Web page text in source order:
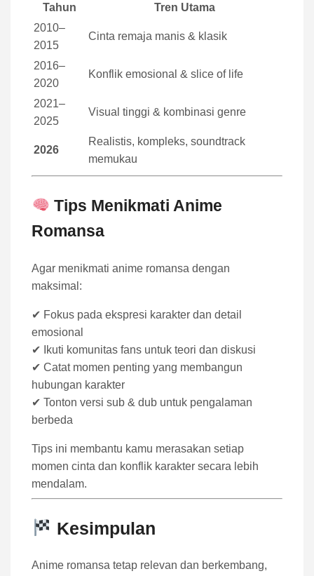
Tahun
Tren Utama
2010–
2015
Cinta remaja manis & klasik
2016–
2020
Konflik emosional & slice of life
2021–
2025
Visual tinggi & kombinasi genre
2026
Realistis, kompleks, soundtrack
memukau
Tips Menikmati Anime
Romansa
Agar menikmati anime romansa dengan
maksimal:
✔ Fokus pada ekspresi karakter dan detail
emosional
✔ Ikuti komunitas fans untuk teori dan diskusi
✔ Catat momen penting yang membangun
hubungan karakter
✔ Tonton versi sub & dub untuk pengalaman
berbeda
Tips ini membantu kamu merasakan setiap
momen cinta dan konflik karakter secara lebih
mendalam.
Kesimpulan
Anime romansa tetap relevan dan berkembang,